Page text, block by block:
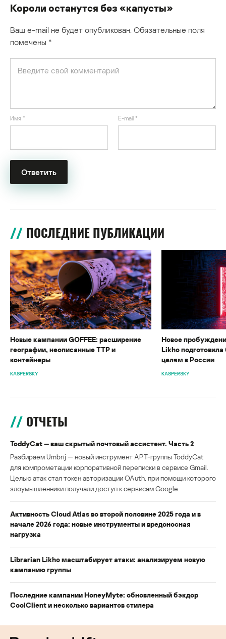
Короли останутся без «капусты»
Ваш e-mail не будет опубликован. Обязательные поля
помечены *
Имя * E-mail *
ПОСЛЕДНИЕ ПУБЛИКАЦИИ
Новые кампании GOFFEE: расширение
географии, неописанные TTP и
контейнеры
KASPERSKY
Новое
Likho
целям в России
KASPERSKY
ОТЧЕТЫ
ToddyCat — ваш скрытый почтовый ассистент. Часть 2
Разбираем Umbrij — новый инструмент APT-группы ToddyCat
для компрометации корпоративной переписки в сервисе Gmail.
Целью атак стал токен авторизации OAuth, при помощи которого
злоумышленники получали доступ к сервисам Google.
Активность Cloud Atlas во второй половине 2025 года и в
начале 2026 года: новые инструменты и вредоносная
нагрузка
Librarian Likho масштабирует атаки: анализируем новую
кампанию группы
Последние кампании HoneyMyte: обновленный бэкдор
CoolClient и несколько вариантов стилера